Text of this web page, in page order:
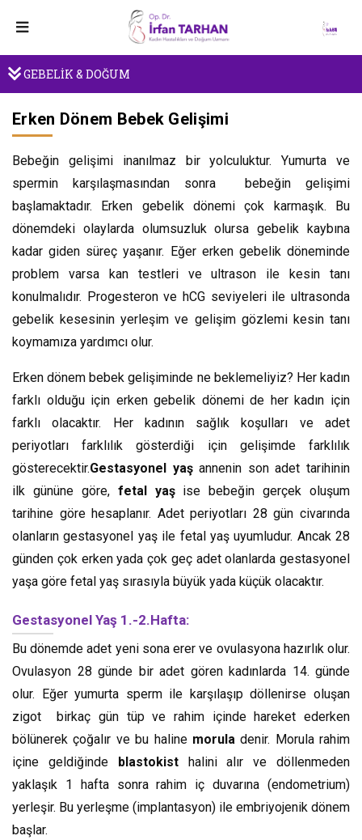
GEBELİK & DOĞUM
Erken Dönem Bebek Gelişimi
Bebeğin gelişimi inanılmaz bir yolculuktur. Yumurta ve
spermin karşılaşmasından sonra bebeğin gelişimi
başlamaktadır. Erken gebelik dönemi çok karmaşık. Bu
dönemdeki olaylarda olumsuzluk olursa gebelik kaybına
kadar giden süreç yaşanır. Eğer erken gebelik döneminde
problem varsa kan testleri ve ultrason ile kesin tanı
konulmalıdır. Progesteron ve hCG seviyeleri ile ultrasonda
gebelik kesesinin yerleşim ve gelişim gözlemi kesin tanı
koymamıza yardımcı olur.
Erken dönem bebek gelişiminde ne beklemeliyiz? Her kadın
farklı olduğu için erken gebelik dönemi de her kadın için
farklı olacaktır. Her kadının sağlık koşulları ve adet
periyotları farklılık gösterdiği için gelişimde farklılık
gösterecektir.Gestasyonel yaşannenin son adet tarihinin
ilk gününe göre, fetal yaşise bebeğin gerçek oluşum
tarihine göre hesaplanır. Adet periyotları 28 gün civarında
olanların gestasyonel yaş ile fetal yaş uyumludur. Ancak 28
günden çok erken yada çok geç adet olanlarda gestasyonel
yaşa göre fetal yaş sırasıyla büyük yada küçük olacaktır.
Gestasyonel Yaş 1.-2.Hafta:
Bu dönemde adet yeni sona erer ve ovulasyona hazırlık olur.
Ovulasyon 28 günde bir adet gören kadınlarda 14. günde
olur. Eğer yumurta sperm ile karşılaşıp döllenirse oluşan
zigot birkaç gün tüp ve rahim içinde hareket ederken
bölünerek çoğalır ve bu haline moruladenir. Morula rahim
içine geldiğinde blastokisthalini alır ve döllenmeden
yaklaşık 1 hafta sonra rahim iç duvarına (endometrium)
yerleşir. Bu yerleşme (implantasyon) ile embriyojenik dönem
başlar.